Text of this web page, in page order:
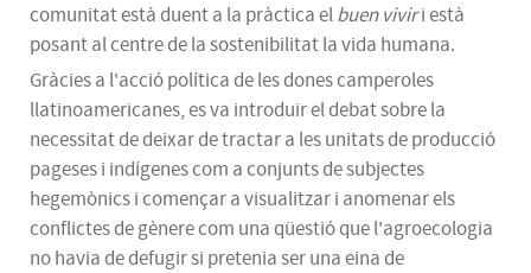
comunitat està duent a la pràctica elbuen viviri està
posant al centre de la sostenibilitat la vida humana.
Gràcies a l'acció política de les dones camperoles
llatinoamericanes, es va introduir el debat sobre la
necessitat de deixar de tractar a les unitats de producció
pageses i indígenes com a conjunts de subjectes
hegemònics i començar a visualitzar i anomenar els
conflictes de gènere com una qüestió que l'agroecologia
no havia de defugir si pretenia ser una eina de